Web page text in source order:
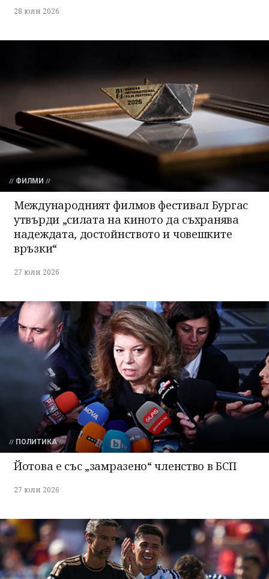
28 юли 2026
ФИЛМИ
Международният филмов фестивал Бургас
утвърди „силата на киното да съхранява
надеждата, достойнството и човешките
връзки“
27 юли 2026
ПОЛИТИКА
Йотова е със „замразено“ членство в БСП
27 юли 2026